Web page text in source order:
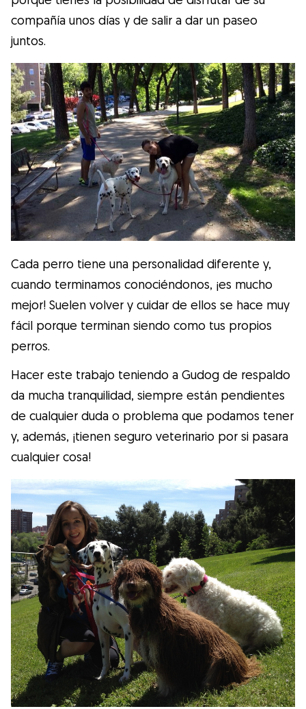
compañía unos días y de salir a dar un paseo
juntos.
Cada perro tiene una personalidad diferente y,
cuando terminamos conociéndonos, ¡es mucho
mejor! Suelen volver y cuidar de ellos se hace muy
fácil porque terminan siendo como tus propios
perros.
Hacer este trabajo teniendo a Gudog de respaldo
da mucha tranquilidad, siempre están pendientes
de cualquier duda o problema que podamos tener
y, además, ¡tienen seguro veterinario por si pasara
cualquier cosa!